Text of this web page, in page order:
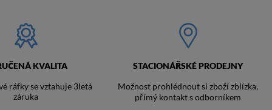
KVALITA
ráfky se vztahuje 3letá
záruka
STACIONÁŘSKÉ PRODEJNY
Možnost prohlédnout si zboží zblízka,
přímý kontakt s odborníkem